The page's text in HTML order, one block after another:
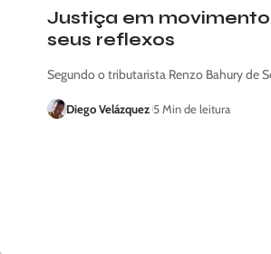
Justiça em
seus reflexos
Segundo o tributarista Renzo Bahury de
Diego Velázquez 5 Min de leitura